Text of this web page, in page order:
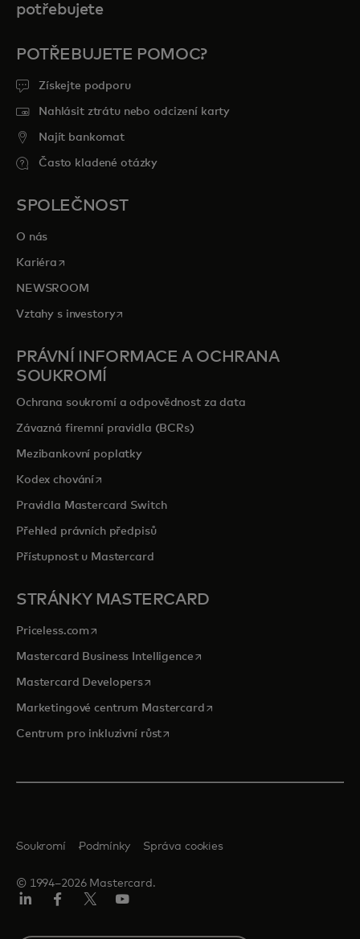
potřebujete
POTŘEBUJETE POMOC?
Získejte podporu
Nahlásit ztrátu nebo odcizení karty
Najít bankomat
Často kladené otázky
SPOLEČNOST
O nás
Kariéra opens in a new tab
NEWSROOM
Vztahy s investoryopens in a new tab
PRÁVNÍ INFORMACE A OCHRANA
SOUKROMÍ
Ochrana soukromí a odpovědnost za data
Závazná firemní pravidla (BCRs)
Mezibankovní poplatky
Kodex chováníopens in a new tab
Pravidla Mastercard Switch
Přehled právních předpisů
Přístupnost u Mastercard
STRÁNKY MASTERCARD
Priceless.com opens in a new tab
Mastercard Business Intelligenceopens in a new tab
Mastercard Developersopens in a new tab
Marketingové centrum Mastercardopens in a new tab
Centrum pro inkluzivní růstopens in a new tab
© 1994–2026 Mastercard.
Soukromí Podmínky Správa cookies